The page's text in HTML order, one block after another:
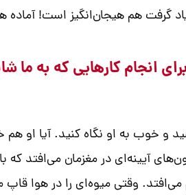
گرفت هم هیجان‌انگیز است!
انجام کارهایی که به ما
خوب به او نگاه کنید. آیا او هم
آیینه‌ای در مغزمان می‌افتد که
وقتی میوه‌ای را در هوا